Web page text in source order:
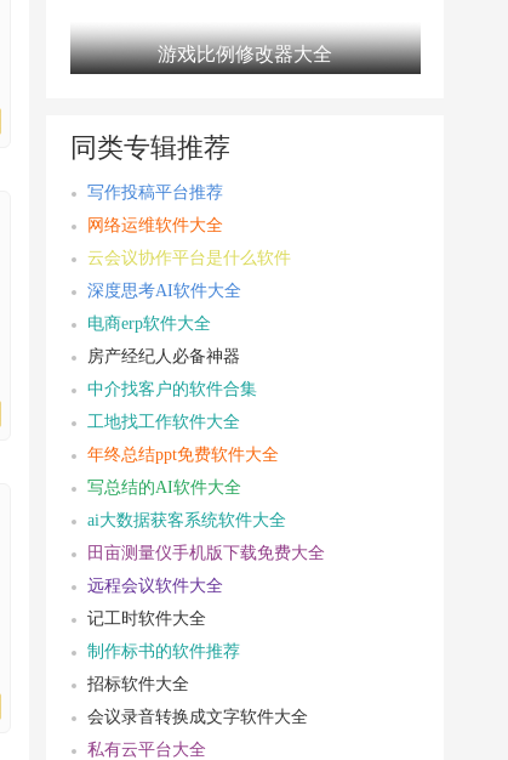
游戏比例修改器大全
同类专辑推荐
写作投稿平台推荐
网络运维软件大全
云会议协作平台是什么软件
深度思考AI软件大全
电商erp软件大全
房产经纪人必备神器
中介找客户的软件合集
工地找工作软件大全
年终总结ppt免费软件大全
写总结的AI软件大全
ai大数据获客系统软件大全
田亩测量仪手机版下载免费大全
远程会议软件大全
记工时软件大全
制作标书的软件推荐
招标软件大全
会议录音转换成文字软件大全
私有云平台大全